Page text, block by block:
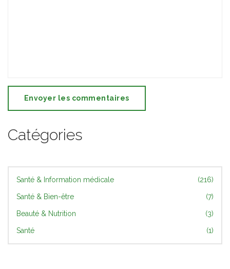
Envoyer les commentaires
Catégories
Santé & Information médicale (216)
Santé & Bien-être (7)
Beauté & Nutrition (3)
Santé (1)